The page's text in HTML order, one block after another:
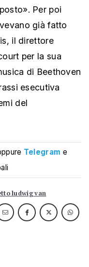
Per poi
già fatto
il direttore
per la sua
di Beethoven
esecutiva
del
Telegram e
ludwig van